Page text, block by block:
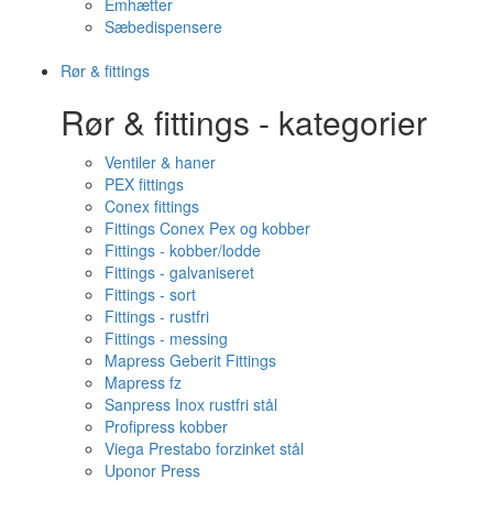
Emhætter
Sæbedispensere
Rør & fittings
Rør & fittings - kategorier
Ventiler & haner
PEX fittings
Conex fittings
Fittings Conex Pex og kobber
Fittings - kobber/lodde
Fittings - galvaniseret
Fittings - sort
Fittings - rustfri
Fittings - messing
Mapress Geberit Fittings
Mapress fz
Sanpress Inox rustfri stål
Profipress kobber
Viega Prestabo forzinket stål
Uponor Press